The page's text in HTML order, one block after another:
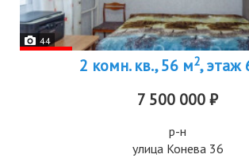
44
2 комн. кв., 56 м2, этаж
7 500 000 ₽
р-н
улица Конева 36